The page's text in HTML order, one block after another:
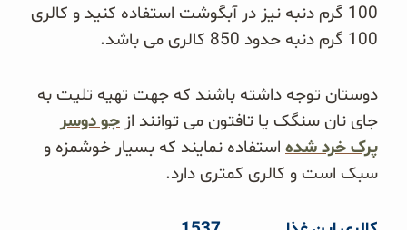
100 گرم دنبه نیز در آبگوشت استفاده کنید و کالری
100 گرم دنبه حدود 850 کالری می باشد.
دوستان توجه داشته باشند که جهت تهیه تلیت به
جای نان سنگک یا تافتون می توانند از جو دوسر
پرک خرد شده استفاده نمایند که بسیار خوشمزه و
سبک است و کالری کمتری دارد.